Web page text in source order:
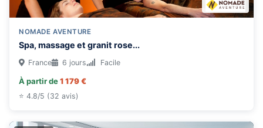
NOMADE AVENTURE
Spa, massage et granit rose...
France 6 jours Facile
À partir de1 179 €
⭐ 4.8/5 (32 avis)